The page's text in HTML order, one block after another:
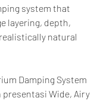
system that
layering, depth,
natural
Damping System
presentasi Wide, Airy